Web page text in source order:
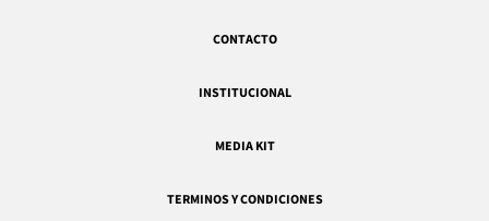
CONTACTO
INSTITUCIONAL
MEDIA KIT
TERMINOS Y CONDICIONES